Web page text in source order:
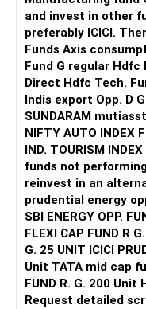
के लिए उपचार में थोड़ा
प्रभावी होते हैं।
सबसे पहले, आपको यह पता
या गालों को काटने, चबाने में
जैसी कोई कार्यात्मक समस्या
है।
आप निश्चित रूप से, केवल
अगला कदम किसी
मूल्यांकन कर सके और
अच्छा तरीका निर्धारित
बनाने में मदद करेंगे।
and invest in other
preferably ICICI.
Funds Axis
Fund G regular Hdfc Multcap 50/25/25Index fund
Direct Hdfc Tech. Fund D
Indis export Opp. D Growth ICICI opp.
SUNDARAM
NIFTY AUTO INDEX
IND. TOURISM
funds not
reinvest in an
prudential energy
SBI ENERGY OPP. FUND D.
FLEXI CAP FUND R G. 20 UNIT HDFC
G. 25 UNIT ICICI PRUDENTIAL FLEXI CAP R. G 3000
Unit TATA mid cap fund R. G. 175 unit UTI MID CAP
FUND R. G. 200 Unit HDFC MID CAP FUND R G 250 UNIT
Request detailed